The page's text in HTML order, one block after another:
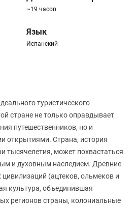
~19 часов
Язык
Испанский
туристического
стране не только оправдывает
путешественников, но и
открытиями. Страна, история
тысячелетия, может похвастаться
и духовным наследием. Древние
(ацтеков, ольмеков и
культура, объединившая
регионов страны, колониальные